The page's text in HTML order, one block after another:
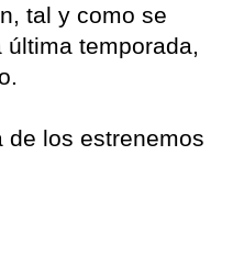
tal y como se
temporada,
de los estrenemos